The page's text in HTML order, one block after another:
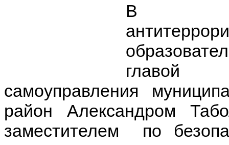
В
главой
самоуправления
район Александром
заместителем по